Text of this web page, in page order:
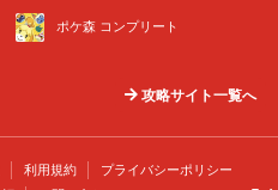
ポケ森 コンプリート
攻略サイト一覧へ
利用規約
プライバシーポリシー